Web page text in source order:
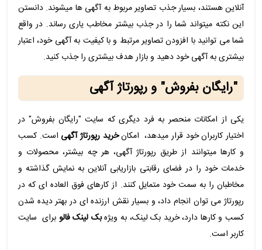
آنلاین هستند، بسیار جذب تصاویر مربوط به آگهی ها میشوند. دانستن
این نکته میتواند شما را در جذب بیشتر مخاطب یاری رساند. در واقع
شما می توانید با افزودن تصاویر مرتبط و با کیفیت به آگهی خود، اعتبار
بیشتری به آگهی خود دهید و بازار هدف بیشتری را جذب کنید.
"رایگان بفروش" و رپورتاژ آگهی
یکی از امکانات منحصر به فرد دیگری که سایت "رایگان بفروش" در
اختیار کاربران خود قرار میدهد، امکانخرید رپورتاژ آگهی است. کسب
و کارها میتوانند از طریق رپورتاژ آگهی، هر چه بیشتر، محصولات و
خدمات خود را در فضای رقابتی بازاریابی آنلاین به نمایش گذاشته و
مخاطبان را به سمت خود متمایل کنند. از کارهای فوق العاده ای که در
رپورتاژ می توان انجام داد، و بسیار نقش ارزنده ای در بهتر دیده شدن
کسب و کارها دارد، خرید بک لینک، به ویژهبک لینک فالو برای سایت
کاربر است.